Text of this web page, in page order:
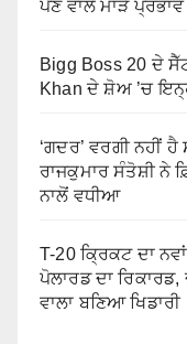
ਪੈਣ ਵਾਲੇ ਮਾੜੇ
Bigg Boss 20 ਦੇ
Khan ਦੇ ਸ਼ੋਅ ’ਚ
‘ਗਦਰ’ ਵਰਗੀ ਨਹੀਂ
ਰਾਜਕੁਮਾਰ ਸੰਤੋਸ਼ੀ ਨੇ
ਨਾਲੋਂ ਵਧੀਆ
T-20 ਕ੍ਰਿਕਟ ਦਾ
ਪੋਲਾਰਡ ਦਾ
ਵਾਲਾ ਬਣਿਆ ਖਿਡਾਰੀ